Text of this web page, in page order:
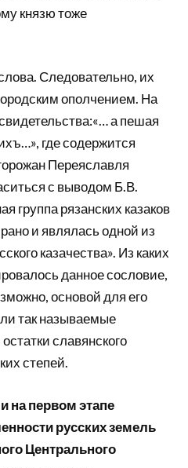
князю тоже
Следовательно, их
ополчением. На
а пешая
где содержится
Переяславля
с выводом Б.В.
группа рязанских казаков
и являлась одной из
казачества». Из каких
данное сословие,
основой для его
так называемые
славянского
степей.
на первом этапе
русских земель
Центрального